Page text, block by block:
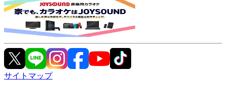
サイトマップ